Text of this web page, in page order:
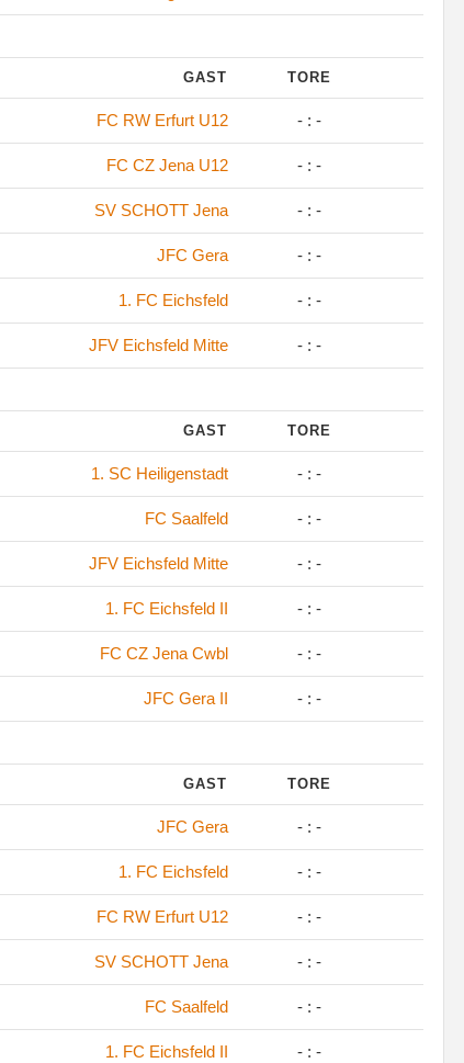
GAST TORE
FC RW Erfurt U12 - : -
FC CZ Jena U12 - : -
SV SCHOTT Jena - : -
JFC Gera - : -
1. FC Eichsfeld - : -
JFV Eichsfeld Mitte - : -
GAST TORE
1. SC Heiligenstadt - : -
FC Saalfeld - : -
JFV Eichsfeld Mitte - : -
1. FC Eichsfeld II - : -
FC CZ Jena Cwbl - : -
JFC Gera II - : -
GAST TORE
JFC Gera - : -
1. FC Eichsfeld - : -
FC RW Erfurt U12 - : -
SV SCHOTT Jena - : -
FC Saalfeld - : -
1. FC Eichsfeld II - : -